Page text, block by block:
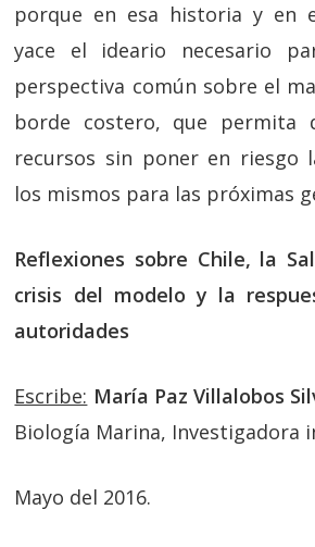
porque en esa historia y en
yace el ideario necesario
perspectiva común sobre el
borde costero, que permita
recursos sin poner en riesgo
los mismos para las próximas
Reflexiones sobre Chile, la
crisis del modelo y la
autoridades
Escribe: María Paz Villalobos
Biología Marina, Investigadora
Mayo del 2016.